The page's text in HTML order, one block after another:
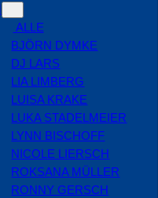
ALLE
BJÖRN DYMKE
DJ LARS
LIA LIMBERG
LUISA KRAKE
LUKA STADELMEIER
LYNN BISCHOFF
NICOLE LIERSCH
ROKSANA MÜLLER
RONNY GERSCH